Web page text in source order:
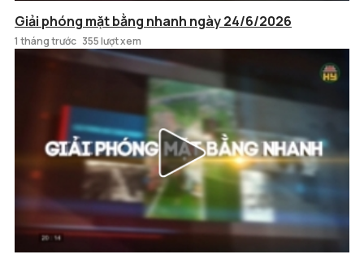
Giải phóng mặt bằng nhanh ngày 24/6/2026
1 tháng trước 355 lượt xem